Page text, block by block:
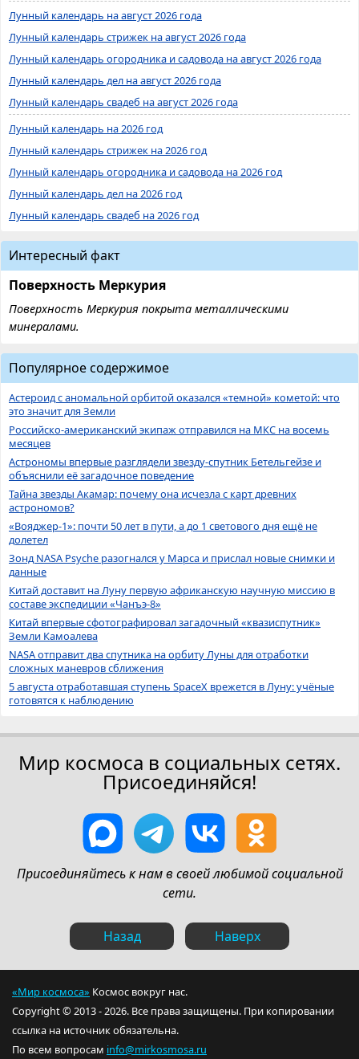
Лунный календарь на август 2026 года
Лунный календарь стрижек на август 2026 года
Лунный календарь огородника и садовода на август 2026 года
Лунный календарь дел на август 2026 года
Лунный календарь свадеб на август 2026 года
Лунный календарь на 2026 год
Лунный календарь стрижек на 2026 год
Лунный календарь огородника и садовода на 2026 год
Лунный календарь дел на 2026 год
Лунный календарь свадеб на 2026 год
Интересный факт
Поверхность Меркурия
Поверхность Меркурия покрыта металлическими
минералами.
Популярное содержимое
Астероид с аномальной орбитой оказался «темной» кометой: что
это значит для Земли
Российско-американский экипаж отправился на МКС на восемь
месяцев
Астрономы впервые разглядели звезду-спутник Бетельгейзе и
объяснили её загадочное поведение
Тайна звезды Акамар: почему она исчезла с карт древних
астрономов?
«Вояджер-1»: почти 50 лет в пути, а до 1 светового дня ещё не
долетел
Зонд NASA Psyche разогнался у Марса и прислал новые снимки и
данные
Китай доставит на Луну первую африканскую научную миссию в
составе экспедиции «Чанъэ-8»
Китай впервые сфотографировал загадочный «квазиспутник»
Земли Камоалева
NASA отправит два спутника на орбиту Луны для отработки
сложных маневров сближения
5 августа отработавшая ступень SpaceX врежется в Луну: учёные
готовятся к наблюдению
Мир космоса в социальных сетях.
Присоединяйся!
Присоединяйтесь к нам в своей любимой социальной
сети.
Назад Наверх
«Мир космоса» Космос вокруг нас.
Copyright © 2013 - 2026. Все права защищены. При копировании
ссылка на источник обязательна.
По всем вопросам info@mirkosmosa.ru